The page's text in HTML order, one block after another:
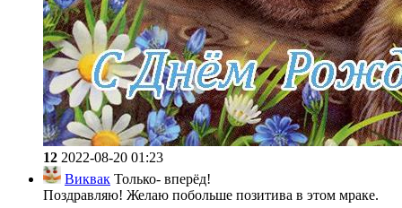
12 2022-08-20 01:23
Виквак Только- вперёд!
Поздравляю! Желаю побольше позитива в этом мраке.